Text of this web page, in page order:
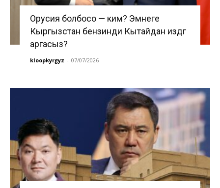
Орусия болбосо — ким? Эмнеге
Кыргызстан бензинди Кытайдан издөөгө
аргасыз?
kloopkyrgyz - 07/07/2026